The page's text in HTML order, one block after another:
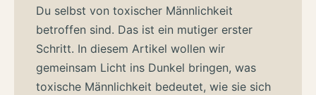
Du selbst von toxischer Männlichkeit
betroffen sind. Das ist ein mutiger erster
Schritt. In diesem Artikel wollen wir
gemeinsam Licht ins Dunkel bringen, was
toxische Männlichkeit bedeutet, wie sie sich